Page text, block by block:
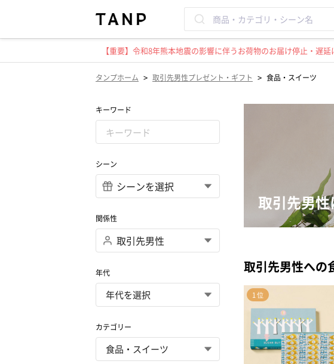
【重要】令和8年熊本地震の影響に伴うお荷物のお届け停止・遅延
タンプホーム > 取引先男性プレゼント・ギフト > 食品・スイーツ
キーワード
シーン
関係性
年代
カテゴリー
取引先男
取引先男性への